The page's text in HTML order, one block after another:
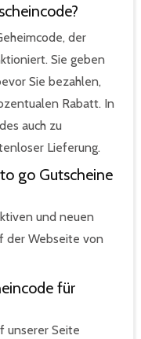
der
Sie geben
Sie bezahlen,
Rabatt. In
auch zu
Lieferung.
go Gutscheine
und neuen
der Webseite von
für
unserer Seite